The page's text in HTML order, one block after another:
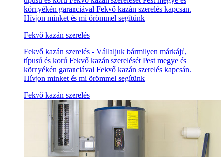
környékén garanciával Fekvő kazán szerelés kapcsán.
Hívjon minket és mi örömmel segítünk
Fekvő kazán szerelés
Fekvő kazán szerelés - Vállaljuk bármilyen márkájú,
típusú és korú Fekvő kazán szerelését Pest megye és
környékén garanciával Fekvő kazán szerelés kapcsán.
Hívjon minket és mi örömmel segítünk
Fekvő kazán szerelés